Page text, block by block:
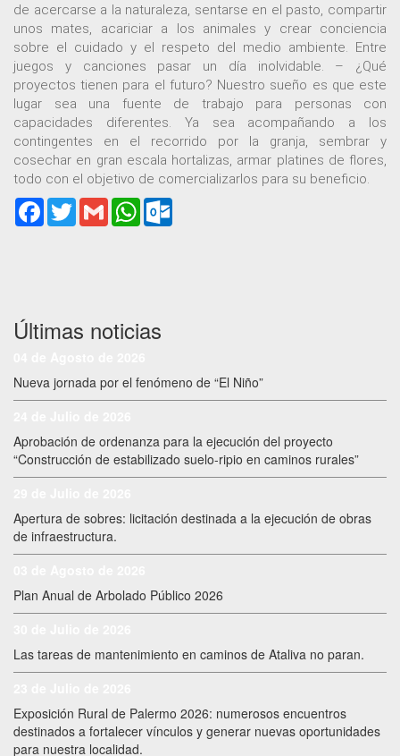
de acercarse a la naturaleza, sentarse en el pasto, compartir
unos mates, acariciar a los animales y crear conciencia
sobre el cuidado y el respeto del medio ambiente. Entre
juegos y canciones pasar un día inolvidable. – ¿Qué
proyectos tienen para el futuro? Nuestro sueño es que este
lugar sea una fuente de trabajo para personas con
capacidades diferentes. Ya sea acompañando a los
contingentes en el recorrido por la granja, sembrar y
cosechar en gran escala hortalizas, armar platines de flores,
todo con el objetivo de comercializarlos para su beneficio.
Facebook
TwitterGmail WhatsApp
Últimas noticias
Nueva jornada por el fenómeno de “El Niño”
Aprobación de ordenanza para la ejecución del proyecto
“Construcción de estabilizado suelo-ripio en caminos rurales”
Apertura de sobres: licitación destinada a la ejecución de obras
de infraestructura.
Plan Anual de Arbolado Público 2026
Las tareas de mantenimiento en caminos de Ataliva no paran.
Exposición Rural de Palermo 2026: numerosos encuentros
destinados a fortalecer vínculos y generar nuevas oportunidades
para nuestra localidad.